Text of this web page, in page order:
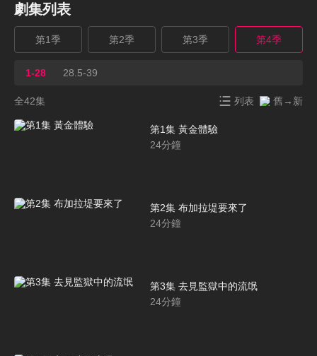
劇集列表
第1季 第2季 第3季 第4季
1-28 28.5-39
全42集 列表 舊→新
第1集 黃金體驗
24分鐘
第2集 布加拉堤要來了
24分鐘
第3集 去見監獄中的流氓
24分鐘